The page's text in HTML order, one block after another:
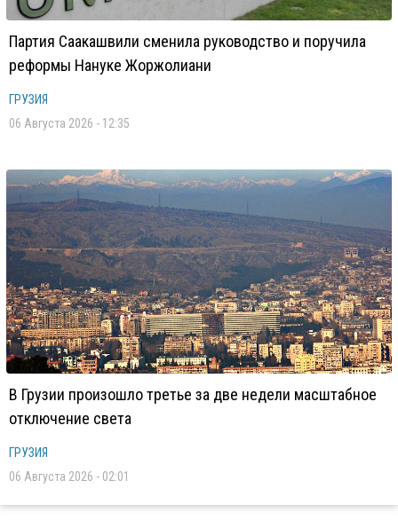
Партия Саакашвили сменила руководство и поручила
реформы Нануке Жоржолиани
ГРУЗИЯ
06 Августа 2026 - 12:35
В Грузии произошло третье за две недели масштабное
отключение света
ГРУЗИЯ
06 Августа 2026 - 02:01